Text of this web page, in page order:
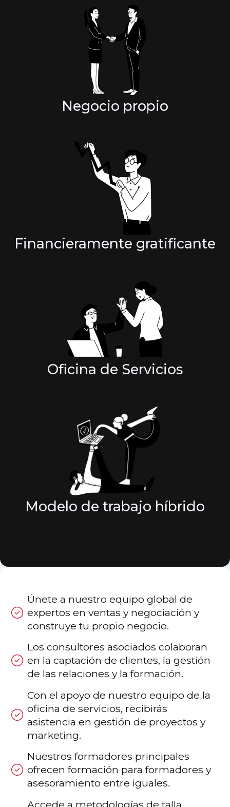
Negocio propio
Financieramente gratificante
Oficina de Servicios
Modelo de trabajo híbrido
Únete a nuestro equipo global de
expertos en ventas y negociación y
construye tu propio negocio.
Los consultores asociados colaboran
en la captación de clientes, la gestión
de las relaciones y la formación.
Con el apoyo de nuestro equipo de la
oficina de servicios, recibirás
asistencia en gestión de proyectos y
marketing.
Nuestros formadores principales
ofrecen formación para formadores y
asesoramiento entre iguales.
Accede a metodologías de talla